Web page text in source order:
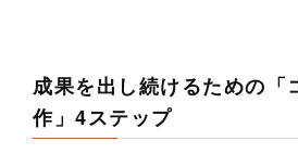
成果を出し続けるための「
作」4ステップ